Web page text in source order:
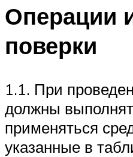
Операции
поверки
1.1. При
должны
применяться
указанные в